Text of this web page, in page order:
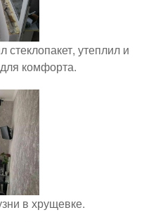
утеплил и
комфорта.
в хрущевке.